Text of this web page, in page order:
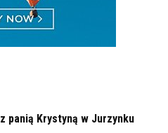
panią Krystyną w Jurzynku